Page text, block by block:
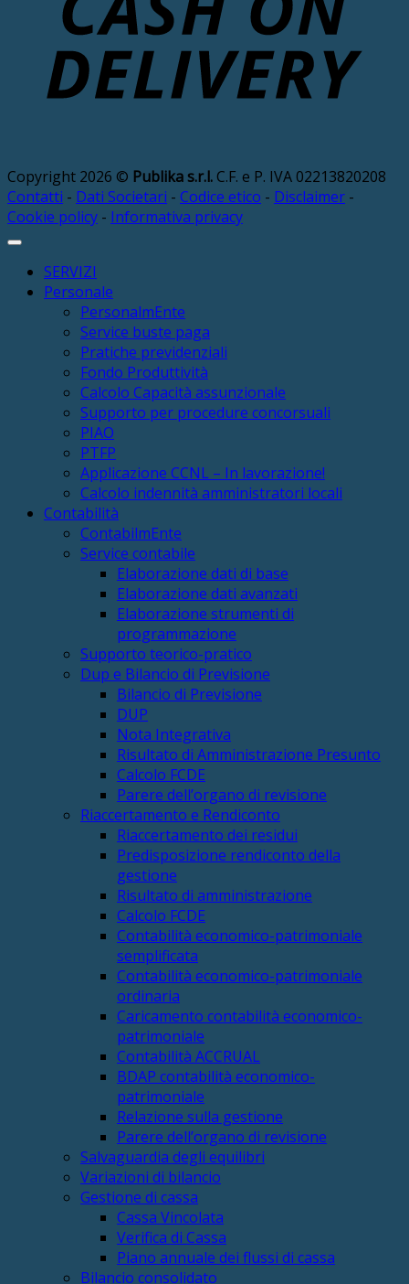
Copyright 2026 © Publika s.r.l. C.F. e P. IVA 02213820208
Contatti - Dati Societari - Codice etico - Disclaimer -
Cookie policy - Informativa privacy
SERVIZI
Personale
PersonalmEnte
Service buste paga
Pratiche previdenziali
Fondo Produttività
Calcolo Capacità assunzionale
Supporto per procedure concorsuali
PIAO
PTFP
Applicazione CCNL – In lavorazione!
Calcolo indennità amministratori locali
Contabilità
ContabilmEnte
Service contabile
Elaborazione dati di base
Elaborazione dati avanzati
Elaborazione strumenti di
programmazione
Supporto teorico-pratico
Dup e Bilancio di Previsione
Bilancio di Previsione
DUP
Nota Integrativa
Risultato di Amministrazione Presunto
Calcolo FCDE
Parere dell’organo di revisione
Riaccertamento e Rendiconto
Riaccertamento dei residui
Predisposizione rendiconto della
gestione
Risultato di amministrazione
Calcolo FCDE
Contabilità economico-patrimoniale
semplificata
Contabilità economico-patrimoniale
ordinaria
Caricamento contabilità economico-
patrimoniale
Contabilità ACCRUAL
BDAP contabilità economico-
patrimoniale
Relazione sulla gestione
Parere dell’organo di revisione
Salvaguardia degli equilibri
Variazioni di bilancio
Gestione di cassa
Cassa Vincolata
Verifica di Cassa
Piano annuale dei flussi di cassa
Bilancio consolidato